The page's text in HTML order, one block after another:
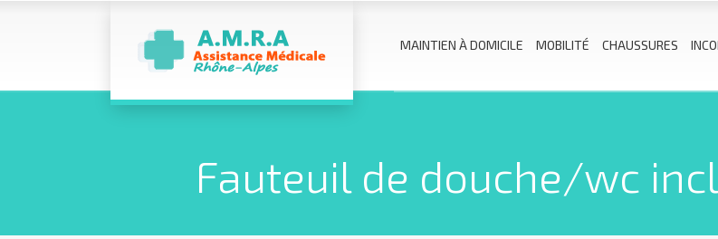
MAINTIEN À DOMICILE MOBILITÉ CHAUSSURES
Fauteuil de douche/wc